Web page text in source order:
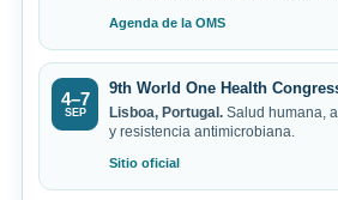
Agenda de la OMS
4–7
SEP
9th World One Health
Lisboa, Portugal. Salud humana,
y resistencia antimicrobiana.
Sitio oficial